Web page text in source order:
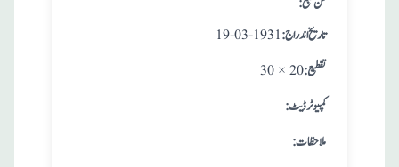
19-03-1931 : تاريخ اندراج
30 × 20 :تقطيع
:کمپیوٹر ڈیٹ
:ملاحظات